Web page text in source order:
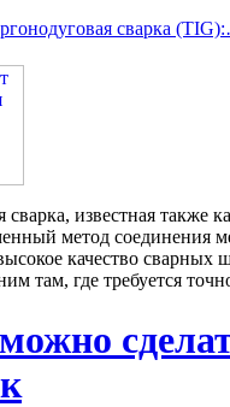
сварка
сварка, известная также
метод соединения
качество сварных
там, где требуется